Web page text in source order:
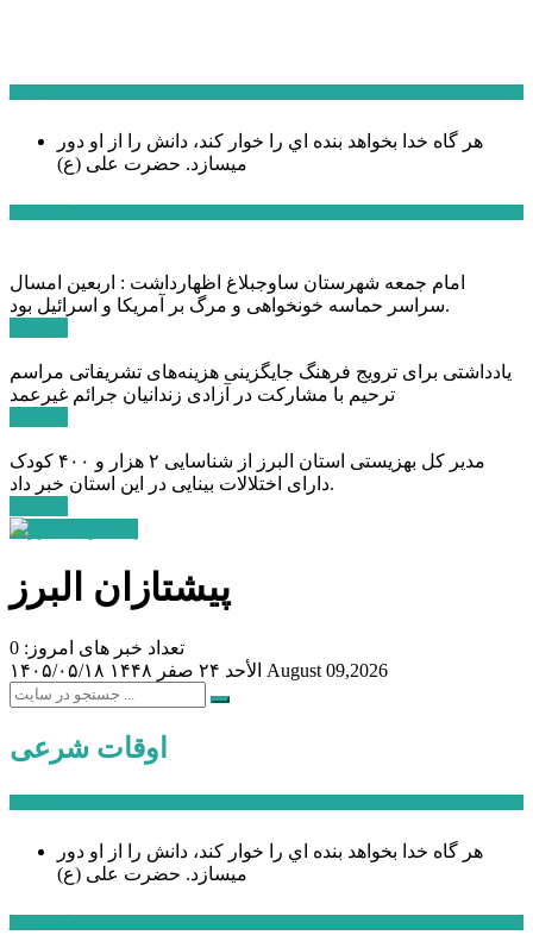
هر گاه خدا بخواهد بنده اي را خوار كند، دانش را از او دور
میسازد. حضرت علی (ع)
امام جمعه شهرستان ساوجبلاغ اظهارداشت : اربعین امسال
سراسر حماسه خونخواهی و مرگ بر آمریکا و اسرائیل بود.
یادداشتی برای ترویج فرهنگ جایگزینی هزینه‌های تشریفاتی مراسم
ترحیم با مشارکت در آزادی زندانیان جرائم غیرعمد
مدیر کل بهزیستی استان البرز از شناسایی ۲ هزار و ۴۰۰ کودک
دارای اختلالات بینایی در این استان خبر داد.
پیشتازان البرز
تعداد خبر های امروز: 0
۱۴۰۵/۰۵/۱۸
الأحد ۲۴ صفر ۱۴۴۸ August 09,2026
اوقات شرعی
هر گاه خدا بخواهد بنده اي را خوار كند، دانش را از او دور
میسازد. حضرت علی (ع)